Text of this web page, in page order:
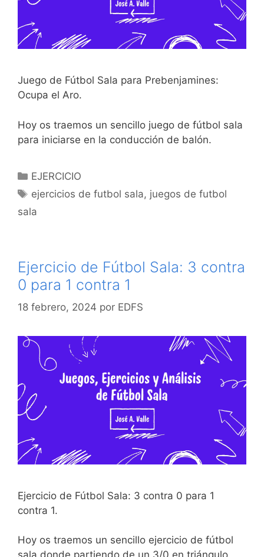
Juego de Fútbol Sala para Prebenjamines:
Ocupa el Aro.
Hoy os traemos un sencillo juego de fútbol sala
para iniciarse en la conducción de balón.
Categorías
EJERCICIO
Etiquetas
ejercicios de futbol sala, juegos de futbol
sala
Ejercicio de Fútbol Sala: 3 contra
0 para 1 contra 1
18 febrero, 2024 por EDFS
Ejercicio de Fútbol Sala: 3 contra 0 para 1
contra 1.
Hoy os traemos un sencillo ejercicio de fútbol